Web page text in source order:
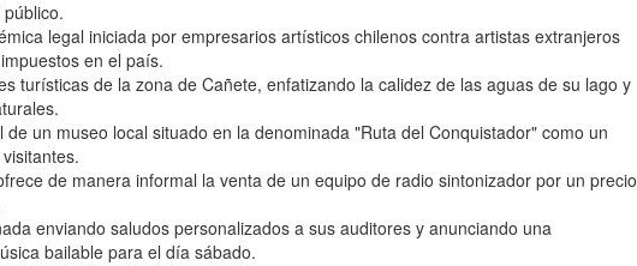
legal iniciada por empresarios artísticos chilenos contra artistas extranjeros
en el país.
turísticas de la zona de Cañete, enfatizando la calidez de las aguas de su lago y
un museo local situado en la denominada "Ruta del Conquistador" como un
de manera informal la venta de un equipo de radio sintonizador por un precio
enviando saludos personalizados a sus auditores y anunciando una
bailable para el día sábado.